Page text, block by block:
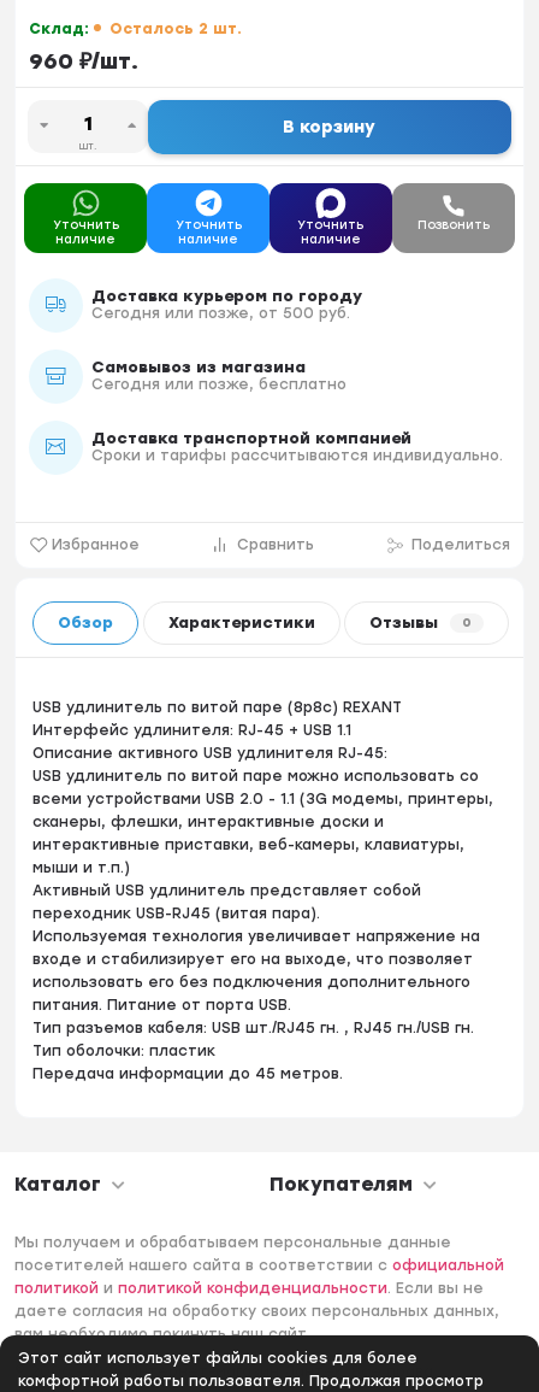
Этот сайт использует файлы cookies для более
комфортной работы пользователя. Продолжая просмотр
Склад: Осталось 2 шт.
960 ₽/шт.
шт.
В корзину
Уточнить
наличие
Уточнить
наличие
Уточнить
наличие
Позвонить
Доставка курьером по городу
Сегодня или позже, от 500 руб.
Самовывоз из магазина
Сегодня или позже, бесплатно
Доставка транспортной компанией
Сроки и тарифы рассчитываются индивидуально.
Избранное Сравнить Поделиться
Обзор Характеристики Отзывы 0
USB удлинитель по витой паре (8p8c) REXANT
Интерфейс удлинителя: RJ-45 + USB 1.1
Описание активного USB удлинителя RJ-45:
USB удлинитель по витой паре можно использовать со
всеми устройствами USB 2.0 - 1.1 (3G модемы, принтеры,
сканеры, флешки, интерактивные доски и
интерактивные приставки, веб-камеры, клавиатуры,
мыши и т.п.)
Активный USB удлинитель представляет собой
переходник USB-RJ45 (витая пара).
Используемая технология увеличивает напряжение на
входе и стабилизирует его на выходе, что позволяет
использовать его без подключения дополнительного
питания. Питание от порта USB.
Тип разъемов кабеля: USB шт./RJ45 гн. , RJ45 гн./USB гн.
Тип оболочки: пластик
Передача информации до 45 метров.
Каталог Покупателям
Мы получаем и обрабатываем персональные данные
посетителей нашего сайта в соответствии софициальной
политикой иполитикой конфиденциальности. Если вы не
даете согласия на обработку своих персональных данных,
вам необходимо покинуть наш сайт.
© 2006 -2026 Интернет-магазин Лантек. Все права